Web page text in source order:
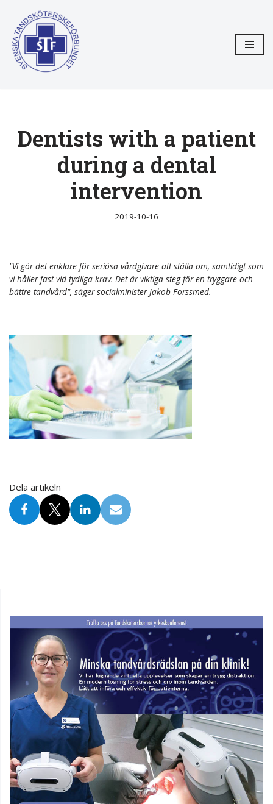
Hoppa
till
innehåll
Dentists with a patient
during a dental
intervention
2019-10-16
"Vi gör det enklare för seriösa vårdgivare att ställa om, samtidigt som
vi håller fast vid tydliga krav. Det är viktiga steg för en tryggare och
bättre tandvård", säger socialminister Jakob Forssmed.
Dela artikeln